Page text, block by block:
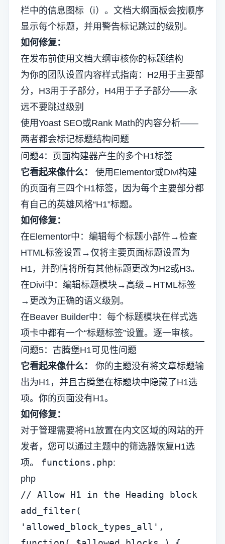
栏中的信息图标（ℹ）。文档大纲面板会按顺序
显示每个标题，并用警告标记跳过的级别。
如何修复：
在发布前使用文档大纲审核你的标题结构
为你的团队设置内容样式指南：H2用于主要部
分，H3用于子部分，H4用于子子部分——永
远不要跳过级别
使用Yoast SEO或Rank Math的内容分析——
两者都会标记标题结构问题
问题4：页面构建器产生的多个H1标签
它看起来像什么：
使用Elementor或Divi构建
的页面有三四个H1标签，因为每个主要部分都
有自己的英雄风格“H1”标题。
如何修复：
在Elementor中：编辑每个标题小部件→检查
HTML标签设置→仅将主要页面标题设置为
H1，并酌情将所有其他标题更改为H2或H3。
在Divi中：编辑标题模块→高级→HTML标签
→更改为正确的语义级别。
在Beaver Builder中：每个标题模块在样式选
项卡中都有一个“标题标签”设置。逐一审核。
问题5：古腾堡H1可见性问题
它看起来像什么：
你的主题没有将文章标题输
出为H1，并且古腾堡在标题块中隐藏了H1选
项。你的页面没有H1。
如何修复：
对于管理需要将H1放置在内文区域的网站的开
发者，您可以通过主题中的筛选器恢复H1选
项。 functions.php:
php
// Allow H1 in the Heading block
add_filter(
'allowed_block_types_all',